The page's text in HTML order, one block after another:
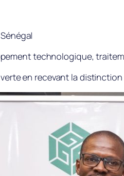
technologique,
en recevant la